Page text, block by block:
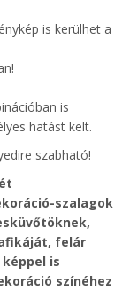
is kerülhet a
is
hatást kelt.
szabható!
szalagok
felár
is
színéhez